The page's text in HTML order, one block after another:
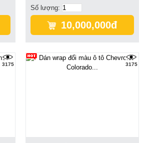
Số lượng:
10,000,000đ
3175 3175